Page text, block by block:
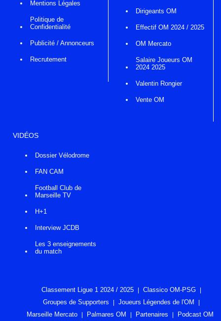
Mentions Légales
Politique de
Confidentialité
Publicité / Annonceurs
Recrutement
Dirigeants OM
Effectif OM 2024 / 2025
OM Mercato
Salaire Joueurs OM
2024 2025
Valentin Rongier
Vente OM
VIDÉOS
Dossier Vélodrome
FAN CAM
Football Club de
Marseille TV
H+1
Interview JCDB
Les 3 enseignements
du match
Classement Ligue 1 2024 / 2025
Classico OM-PSG
Groupes de Supporters
Joueurs Légendes de l'OM
Marseille Mercato
Palmares OM Partenaires Podcast OM